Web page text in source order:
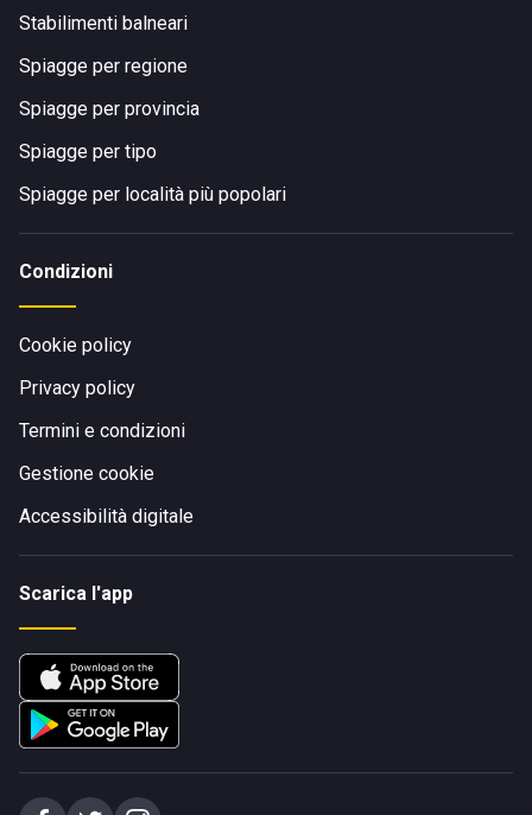
Stabilimenti balneari
Spiagge per regione
Spiagge per provincia
Spiagge per tipo
Spiagge per località più popolari
Condizioni
Cookie policy
Privacy policy
Termini e condizioni
Gestione cookie
Accessibilità digitale
Scarica l'app